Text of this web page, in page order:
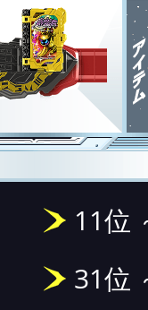
11位
31位